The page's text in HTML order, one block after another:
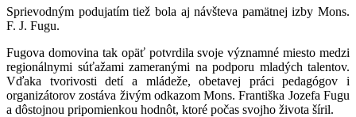
Sprievodným podujatím tiež bola aj návšteva pamätnej izby Mons.
F. J. Fugu.
Fugova domovina tak opäť potvrdila svoje významné miesto medzi
regionálnymi súťažami zameranými na podporu mladých talentov.
Vďaka tvorivosti detí a mládeže, obetavej práci pedagógov i
organizátorov zostáva živým odkazom Mons. Františka Jozefa Fugu
a dôstojnou pripomienkou hodnôt, ktoré počas svojho života šíril.